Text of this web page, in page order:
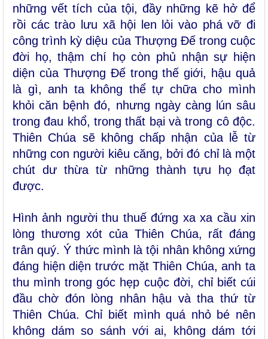
những vết tích của tội, đầy những kẽ hở để
rồi các trào lưu xã hội len lỏi vào phá vỡ đi
công trình kỳ diệu của Thượng Đế trong cuộc
đời họ, thậm chí họ còn phủ nhận sự hiện
diện của Thượng Đế trong thế giới, hậu quả
là gì, anh ta không thể tự chữa cho mình
khỏi căn bệnh đó, nhưng ngày càng lún sâu
trong đau khổ, trong thất bại và trong cô độc.
Thiên Chúa sẽ không chấp nhận của lễ từ
những con người kiêu căng, bởi đó chỉ là một
chút dư thừa từ những thành tựu họ đạt
được.
Hình ảnh người thu thuế đứng xa xa cầu xin
lòng thương xót của Thiên Chúa, rất đáng
trân quý. Ý thức mình là tội nhân không xứng
đáng hiện diện trước mặt Thiên Chúa, anh ta
thu mình trong góc hẹp cuộc đời, chỉ biết cúi
đầu chờ đón lòng nhân hậu và tha thứ từ
Thiên Chúa. Chỉ biết mình quá nhỏ bé nên
không dám so sánh với ai, không dám tới